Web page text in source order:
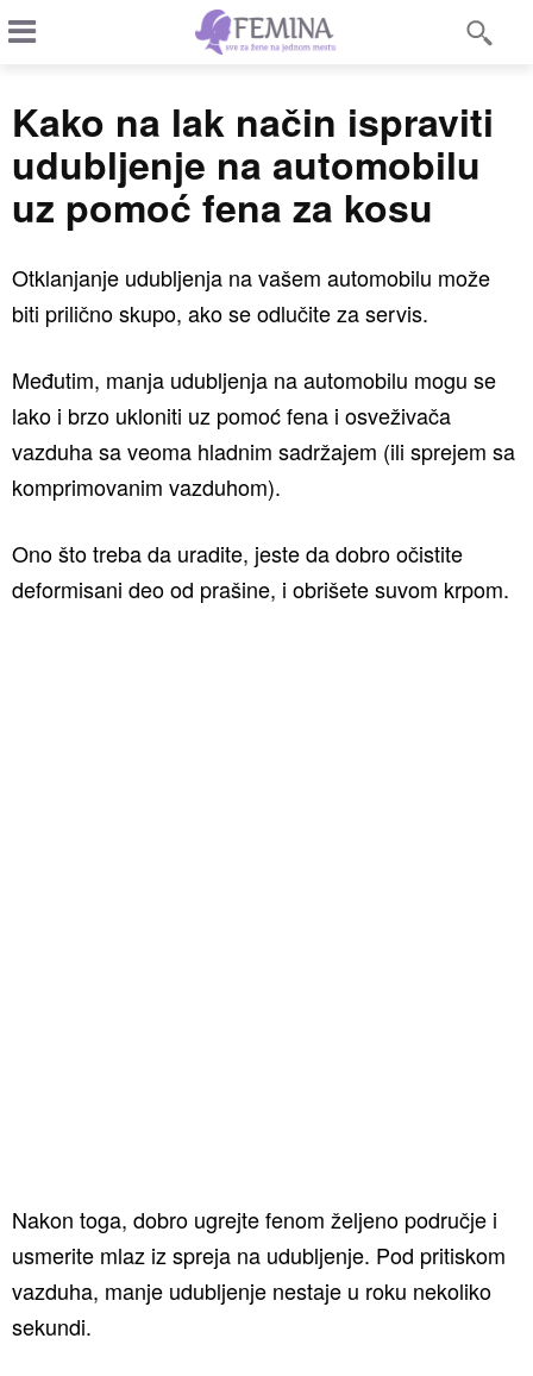
Kako na lak način ispraviti
udubljenje na automobilu
uz pomoć fena za kosu
Otklanjanje udubljenja na vašem automobilu može
biti prilično skupo, ako se odlučite za servis.
Međutim, manja udubljenja na automobilu mogu se
lako i brzo ukloniti uz pomoć fena i osveživača
vazduha sa veoma hladnim sadržajem (ili sprejem sa
komprimovanim vazduhom).
Ono što treba da uradite, jeste da dobro očistite
deformisani deo od prašine, i obrišete suvom krpom.
Nakon toga, dobro ugrejte fenom željeno područje i
usmerite mlaz iz spreja na udubljenje. Pod pritiskom
vazduha, manje udubljenje nestaje u roku nekoliko
sekundi.